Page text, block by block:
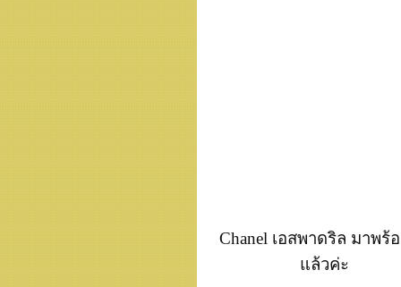
Chanel เอสพาดริล มาพร้
แล้วค่ะ